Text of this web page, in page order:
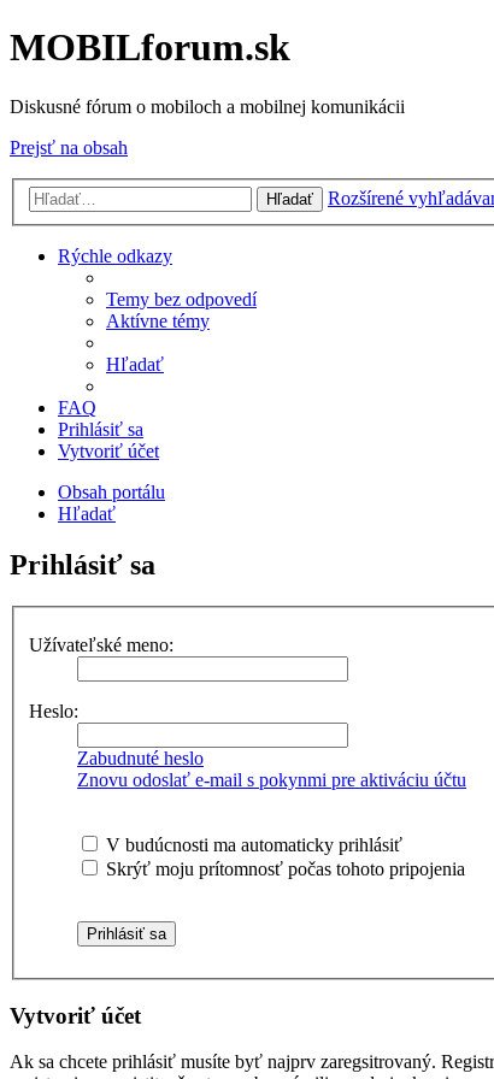
MOBILforum.sk
Diskusné fórum o mobiloch a mobilnej komunikácii
Prejsť na obsah
Hľadať Rozšírené
Rýchle odkazy
Temy bez odpovedí
Aktívne témy
Hľadať
FAQ
Prihlásiť sa
Vytvoriť účet
Obsah portálu
Hľadať
Prihlásiť sa
Užívateľské meno:
Heslo:
Zabudnuté heslo
Znovu odoslať e-mail s pokynmi pre aktiváciu účtu
V budúcnosti ma automaticky prihlásiť
Skrýť moju prítomnosť počas tohoto pripojenia
Vytvoriť účet
Ak sa chcete prihlásiť musíte byť najprv zaregsitrovaný.